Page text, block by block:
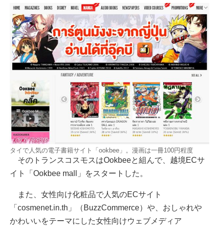
タイで人気の電子書籍サイト「ookbee」。漫画は一冊100円程度
そのトランスコスモスはOokbeeと組んで、越境ECサ
イト「Ookbee mall」をスタートした。
また、女性向け化粧品で人気のECサイト
「cosmenet.in.th」（BuzzCommerce）や、おしゃれや
かわいいをテーマにした女性向けウェブメディア